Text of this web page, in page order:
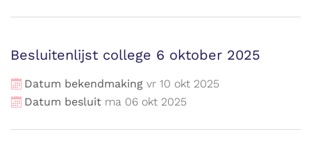
Besluitenlijst college 6 oktober 2025
Datum bekendmaking vr 10 okt 2025
Datum besluit ma 06 okt 2025